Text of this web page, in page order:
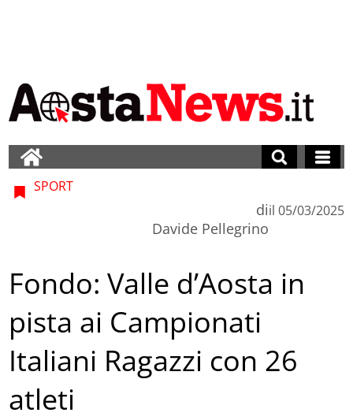
SPORT
di
Davide Pellegrino
il 05/03/2025
Fondo: Valle d’Aosta in
pista ai Campionati
Italiani Ragazzi con 26
atleti